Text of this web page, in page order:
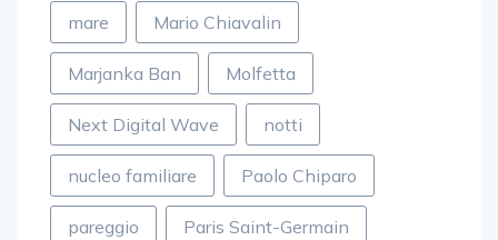
mare Mario Chiavalin
Marjanka Ban Molfetta
Next Digital Wave notti
nucleo familiare Paolo Chiparo
pareggio Paris Saint-Germain